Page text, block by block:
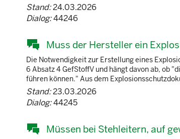
Stand:24.03.2026
Dialog:44246
Muss der Hersteller ein
Die Notwendigkeit zur Erstellung eines
6 Absatz 4 GefStoffV und hängt davon ab, ob
führen können." Aus dem
Stand:23.03.2026
Dialog:44245
Müssen bei Stehleitern, auf